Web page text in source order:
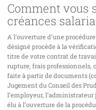
Comment vous
créances
A l’ouverture d’une
désigné procède à la
titre de votre contrat de
rupture, frais professionnels,
faite à partir de documents
Jugement du Conseil des
l’employeur,
élu à l’ouverture de la